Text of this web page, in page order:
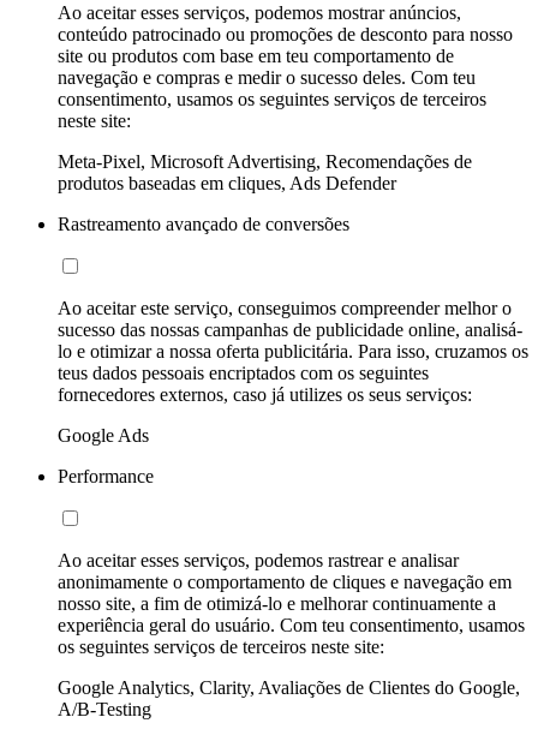
Ao aceitar esses serviços, podemos mostrar anúncios,
conteúdo patrocinado ou promoções de desconto para nosso
site ou produtos com base em teu comportamento de
navegação e compras e medir o sucesso deles. Com teu
consentimento, usamos os seguintes serviços de terceiros
neste site:
Meta-Pixel, Microsoft Advertising, Recomendações de
produtos baseadas em cliques, Ads Defender
Rastreamento avançado de conversões
Ao aceitar este serviço, conseguimos compreender melhor o
sucesso das nossas campanhas de publicidade online, analisá-
lo e otimizar a nossa oferta publicitária. Para isso, cruzamos os
teus dados pessoais encriptados com os seguintes
fornecedores externos, caso já utilizes os seus serviços:
Google Ads
Performance
Ao aceitar esses serviços, podemos rastrear e analisar
anonimamente o comportamento de cliques e navegação em
nosso site, a fim de otimizá-lo e melhorar continuamente a
experiência geral do usuário. Com teu consentimento, usamos
os seguintes serviços de terceiros neste site:
Google Analytics, Clarity, Avaliações de Clientes do Google,
A/B-Testing